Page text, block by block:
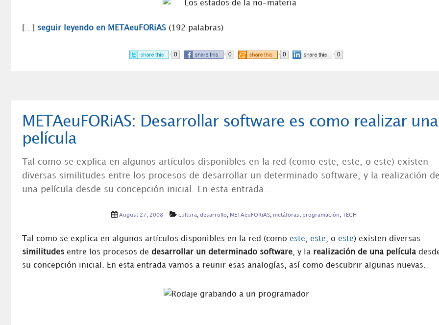
[…] seguir leyendo en METAeuFORiAS (192 palabras)
0 0 0 0
METAeuFORiAS: Desarrollar software es como realizar una
película
Tal como se explica en algunos artículos disponibles en la red (como este, este, o este) existen
diversas similitudes entre los procesos de desarrollar un determinado software, y la realización
una película desde su concepción inicial. En esta entrada…
August 27, 2008 cultura, desarrollo , METAeuFORiAS, metáforas , programación , TECH
Tal como se explica en algunos artículos disponibles en la red (como este este , o este) existen diversas
similitudes entre los procesos de desarrollar un determinado software , y la realización de una película
su concepción inicial. En esta entrada vamos a reunir esas analogías, así como descubrir algunas nuevas.